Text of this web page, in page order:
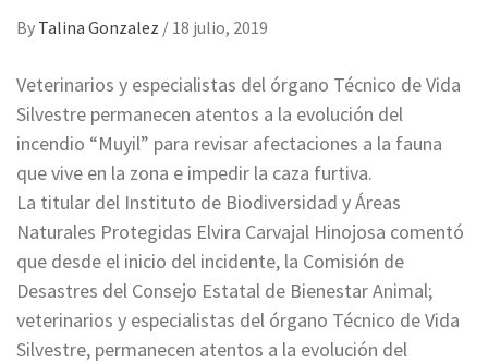
By Talina Gonzalez / 18 julio, 2019
Veterinarios y especialistas del órgano Técnico de Vida
Silvestre permanecen atentos a la evolución del
incendio “Muyil” para revisar afectaciones a la fauna
que vive en la zona e impedir la caza furtiva.
La titular del Instituto de Biodiversidad y Áreas
Naturales Protegidas Elvira Carvajal Hinojosa comentó
que desde el inicio del incidente, la Comisión de
Desastres del Consejo Estatal de Bienestar Animal;
veterinarios y especialistas del órgano Técnico de Vida
Silvestre, permanecen atentos a la evolución del